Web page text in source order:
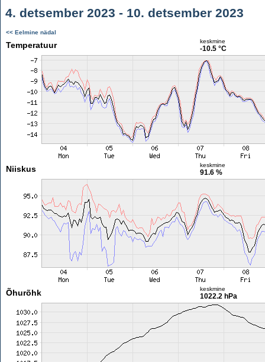
4. detsember 2023 - 10. detsember 2023
<< Eelmine nädal
Temperatuur keskmine
-10.5 °C
Niiskus keskmine
91.6 %
Õhurõhk keskmine
1022.2 hPa